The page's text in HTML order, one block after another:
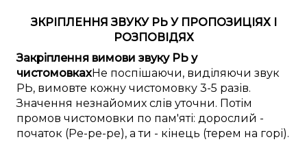
ЗКРІПЛЕННЯ ЗВУКУ РЬ У ПРОПОЗИЦІЯХ І
РОЗПОВІДЯХ
Закріплення вимови звуку РЬ у
чистомовкахНе поспішаючи, виділяючи звук
РЬ, вимовте кожну чистомовку 3-5 разів.
Значення незнайомих слів уточни. Потім
промов чистомовки по пам'яті: дорослий -
початок (Ре-ре-ре), а ти - кінець (терем на горі).